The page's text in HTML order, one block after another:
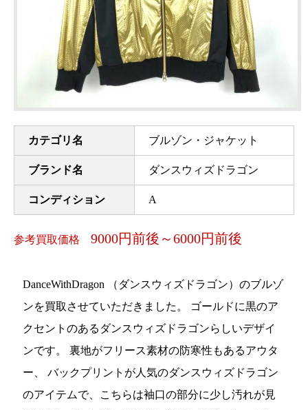
カテゴリ名 ブルゾン・ジャケット
ブランド名 ダンスウィズドラゴン
コンディション A
参考買取価格 9000円前後～6000円前後
DanceWithDragon （ダンスウィズドラゴン）のブルゾ
ンを買取させていただきました。 ゴールドに黒のア
クセントのあるダンスウィズドラゴンらしいデザイ
ンです。 裏地がフリース素材の防寒性もあるアウタ
ー、 バックプリントが人気のダンスウィズドラゴン
のアイテムで、こちらは袖口の部分に少し汚れが見